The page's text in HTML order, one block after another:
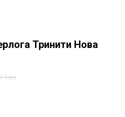
Тринити Нова
/ 1 pc